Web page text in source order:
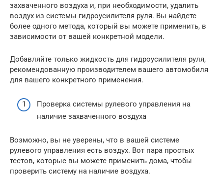
захваченного воздуха и, при необходимости, удалить
воздух из системы гидроусилителя руля. Вы найдете
более одного метода, который вы можете применить, в
зависимости от вашей конкретной модели.
Добавляйте только жидкость для гидроусилителя руля,
рекомендованную производителем вашего автомобиля
для вашего конкретного применения.
Проверка системы рулевого управления на
наличие захваченного воздуха
Возможно, вы не уверены, что в вашей системе
рулевого управления есть воздух. Вот пара простых
тестов, которые вы можете применить дома, чтобы
проверить систему на наличие воздуха.